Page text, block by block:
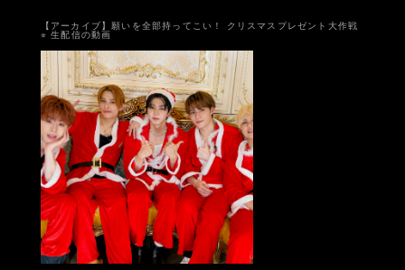
【アーカイブ】願いを全部持ってこい！ クリスマスプレゼント大作戦
⭐︎ 生配信の動画